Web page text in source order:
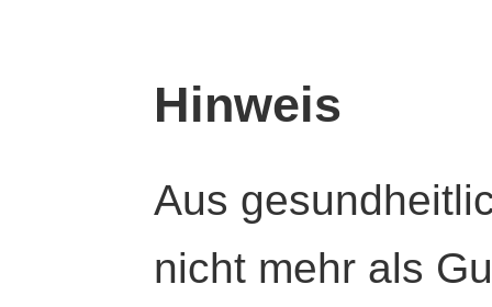
Hinweis
Aus
nicht mehr als